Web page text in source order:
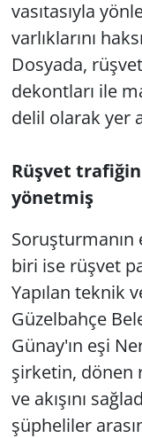
vasıtasıyla
varlıklarını
Dosyada,
dekontları ile
delil olarak yer
Rüşvet
yönetmiş
Soruşturmanın
biri ise rüşvet
Yapılan teknik
Güzelbahçe
Günay'ın eşi
şirketin, dönen
ve akışını
şüpheliler